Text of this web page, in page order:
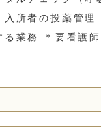
所者の投薬管理
業務 ＊要看護